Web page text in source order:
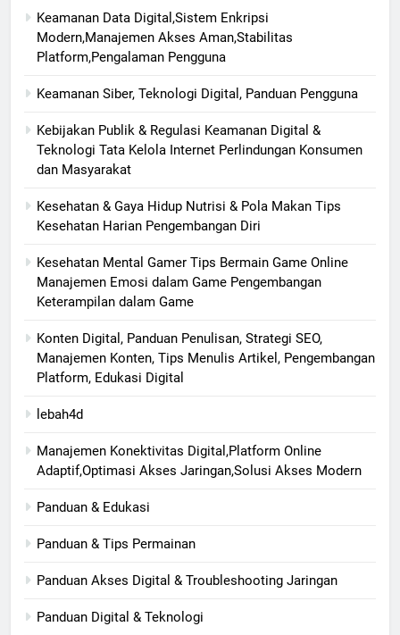
Keamanan Data Digital,Sistem Enkripsi
Modern,Manajemen Akses Aman,Stabilitas
Platform,Pengalaman Pengguna
Keamanan Siber, Teknologi Digital, Panduan Pengguna
Kebijakan Publik & Regulasi Keamanan Digital &
Teknologi Tata Kelola Internet Perlindungan Konsumen
dan Masyarakat
Kesehatan & Gaya Hidup Nutrisi & Pola Makan Tips
Kesehatan Harian Pengembangan Diri
Kesehatan Mental Gamer Tips Bermain Game Online
Manajemen Emosi dalam Game Pengembangan
Keterampilan dalam Game
Konten Digital, Panduan Penulisan, Strategi SEO,
Manajemen Konten, Tips Menulis Artikel, Pengembangan
Platform, Edukasi Digital
lebah4d
Manajemen Konektivitas Digital,Platform Online
Adaptif,Optimasi Akses Jaringan,Solusi Akses Modern
Panduan & Edukasi
Panduan & Tips Permainan
Panduan Akses Digital & Troubleshooting Jaringan
Panduan Digital & Teknologi